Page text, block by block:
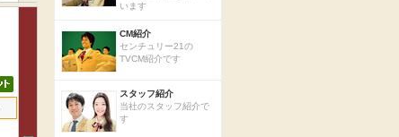
います
CM紹介
センチュリー21の
TVCM紹介です
スタッフ紹介
当社のスタッフ紹介で
す